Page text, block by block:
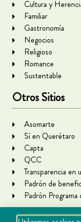
Cultura y
Familiar
Gastronomía
Negocios
Religioso
Romance
Sustentable
Otros Sitios
Asomarte
Sí en Querétaro
Capta
QCC
Transparencia en
Padrón de
Padrón